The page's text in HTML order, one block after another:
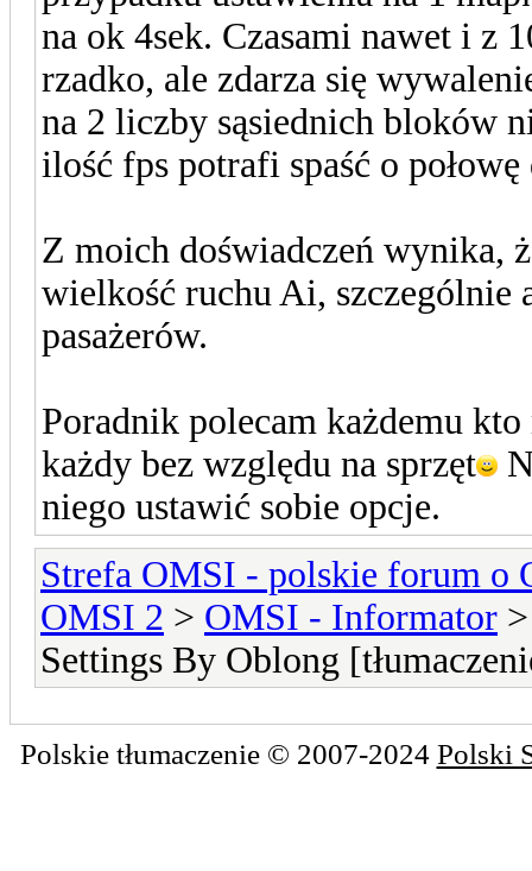
na ok 4sek. Czasami nawet i z
rzadko, ale zdarza się
na 2 liczby sąsiednich bloków
ilość fps potrafi spaść o
Z moich doświadczeń wynika,
wielkość ruchu Ai,
pasażerów.
Poradnik polecam każdemu
każdy bez względu na sprzęt
niego ustawić sobie opcje.
Strefa OMSI - polskie forum o
OMSI 2 > OMSI - Informator
Settings By Oblong
Polskie tłumaczenie © 2007-2024 Polski